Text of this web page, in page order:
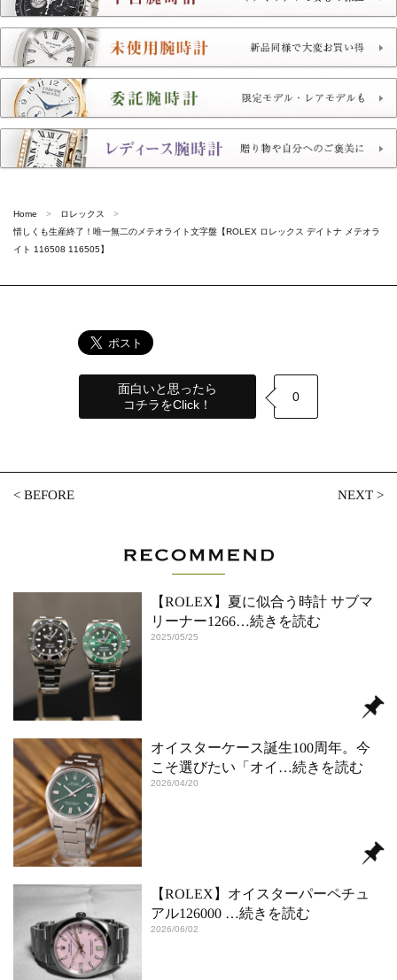
Home
ロレックス
惜しくも生産終了！唯一無二のメテオライト文字盤【ROLEX ロレックス デイトナ メテオラ
イト 116508 116505】
面白いと思ったら
コチラをClick！
0
<BEFORE NEXT>
【ROLEX】夏に似合う時計 サブマ
リーナー1266…続きを読む
2025/05/25
オイスターケース誕生100周年。今
こそ選びたい「オイ …続きを読む
2026/04/20
【ROLEX】オイスターパーペチュ
アル126000 …続きを読む
2026/06/02